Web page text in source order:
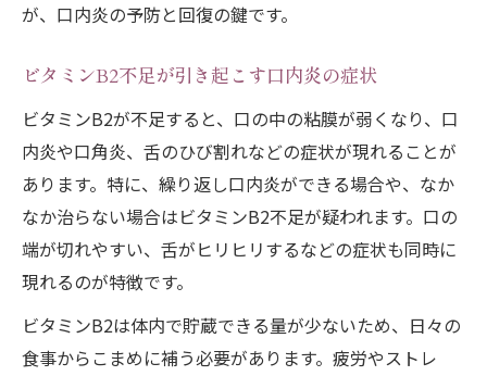
が、口内炎の予防と回復の鍵です。
ビタミンB2不足が引き起こす口内炎の症状
ビタミンB2が不足すると、口の中の粘膜が弱くなり、口
内炎や口角炎、舌のひび割れなどの症状が現れることが
あります。特に、繰り返し口内炎ができる場合や、なか
なか治らない場合はビタミンB2不足が疑われます。口の
端が切れやすい、舌がヒリヒリするなどの症状も同時に
現れるのが特徴です。
ビタミンB2は体内で貯蔵できる量が少ないため、日々の
食事からこまめに補う必要があります。疲労やストレ